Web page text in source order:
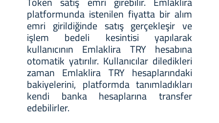
platformunda istenilen fiyatta bir alım
emri girildiğinde satış gerçekleşir ve
işlem bedeli kesintisi yapılarak
kullanıcının Emlaklira TRY hesabına
otomatik yatırılır. Kullanıcılar diledikleri
zaman Emlaklira TRY hesaplarındaki
bakiyelerini, platformda tanımladıkları
kendi banka hesaplarına transfer
edebilirler.